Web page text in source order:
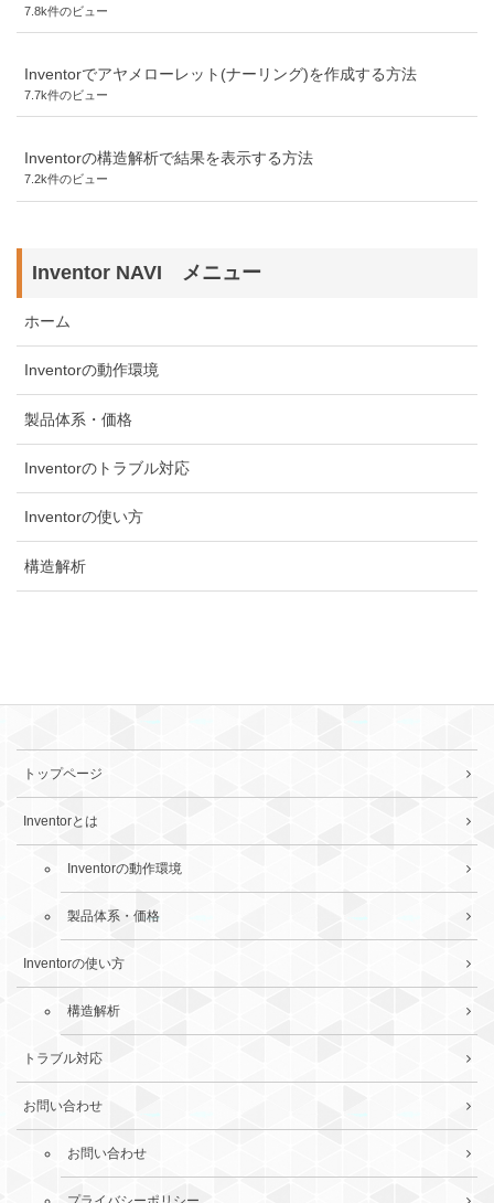
7.8k件のビュー
Inventorでアヤメローレット(ナーリング)を作成する方法
7.7k件のビュー
Inventorの構造解析で結果を表示する方法
7.2k件のビュー
Inventor NAVI メニュー
ホーム
Inventorの動作環境
製品体系・価格
Inventorのトラブル対応
Inventorの使い方
構造解析
トップページ
Inventorとは
Inventorの動作環境
製品体系・価格
Inventorの使い方
構造解析
トラブル対応
お問い合わせ
お問い合わせ